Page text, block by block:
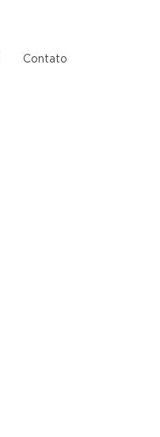
Contato